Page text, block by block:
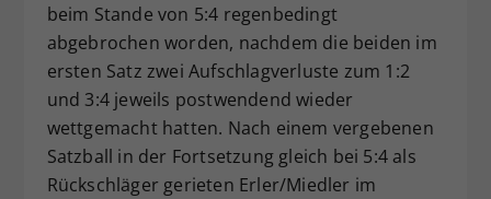
beim Stande von 5:4 regenbedingt
abgebrochen worden, nachdem die beiden im
ersten Satz zwei Aufschlagverluste zum 1:2
und 3:4 jeweils postwendend wieder
wettgemacht hatten. Nach einem vergebenen
Satzball in der Fortsetzung gleich bei 5:4 als
Rückschläger gerieten Erler/Miedler im